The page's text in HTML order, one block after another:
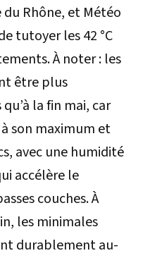
Rhône, et Météo
tutoyer les 42 °C
À noter : les
être plus
la fin mai, car
son maximum et
avec une humidité
accélère le
couches. À
les minimales
durablement au-